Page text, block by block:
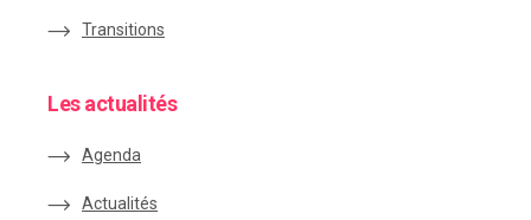
Transitions
Les actualités
Agenda
Actualités